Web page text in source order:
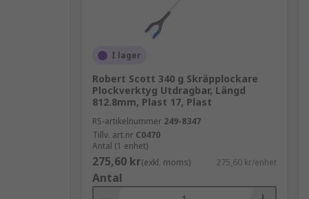
I lager
Robert Scott 340 g Skräpplockare
Plockverktyg Utdragbar, Längd
812.8mm, Plast 17, Plast
RS-artikelnummer 249-8347
Tillv. art.nr C0470
Antal (1 enhet)
275,60 kr(exkl. moms) 275,60 kr/enhet
Antal